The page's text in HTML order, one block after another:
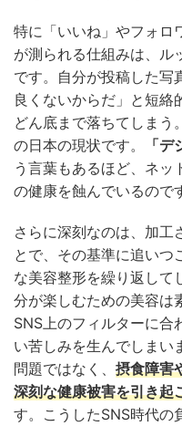
特に「いいね」やフォロ
が測られる仕組みは、ル
です。自分が投稿した写
良くないからだ」と短絡
どん底まで落ちてしまう
の日本の現状です。
「
う言葉もあるほど、ネ
の健康を蝕んでいるので
さらに深刻なのは、加工
とで、その基準に追いつ
な美容整形を繰り返して
分が楽しむための美容は
SNS上のフィルターに合
い苦しみを生んでしまい
問題ではなく、 摂食障害
深刻な健康被害を引き起
す。こうしたSNS時代の